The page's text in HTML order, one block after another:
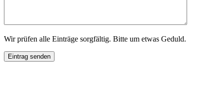
Wir prüfen alle Einträge sorgfältig. Bitte um etwas Geduld.